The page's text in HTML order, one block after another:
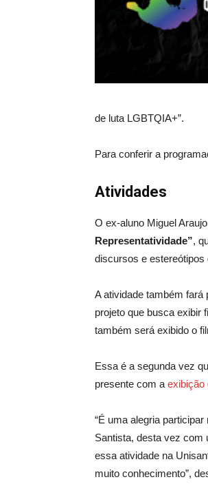
de luta LGBTQIA+”.
Para conferir a
Atividades
O ex-aluno Miguel
Representatividade”,
discursos e
A atividade também fará
projeto que busca exibir
também será exibido o
Essa é a segunda vez
presente com a exibição
“É uma alegria
Santista, desta vez com
essa atividade na
muito conhecimento”,